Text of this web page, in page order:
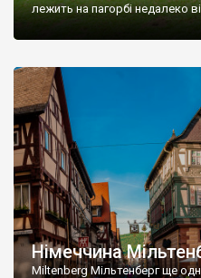
лежить на пагорбі недалеко
Німеччина
Miltenberg Мільтенберг ще